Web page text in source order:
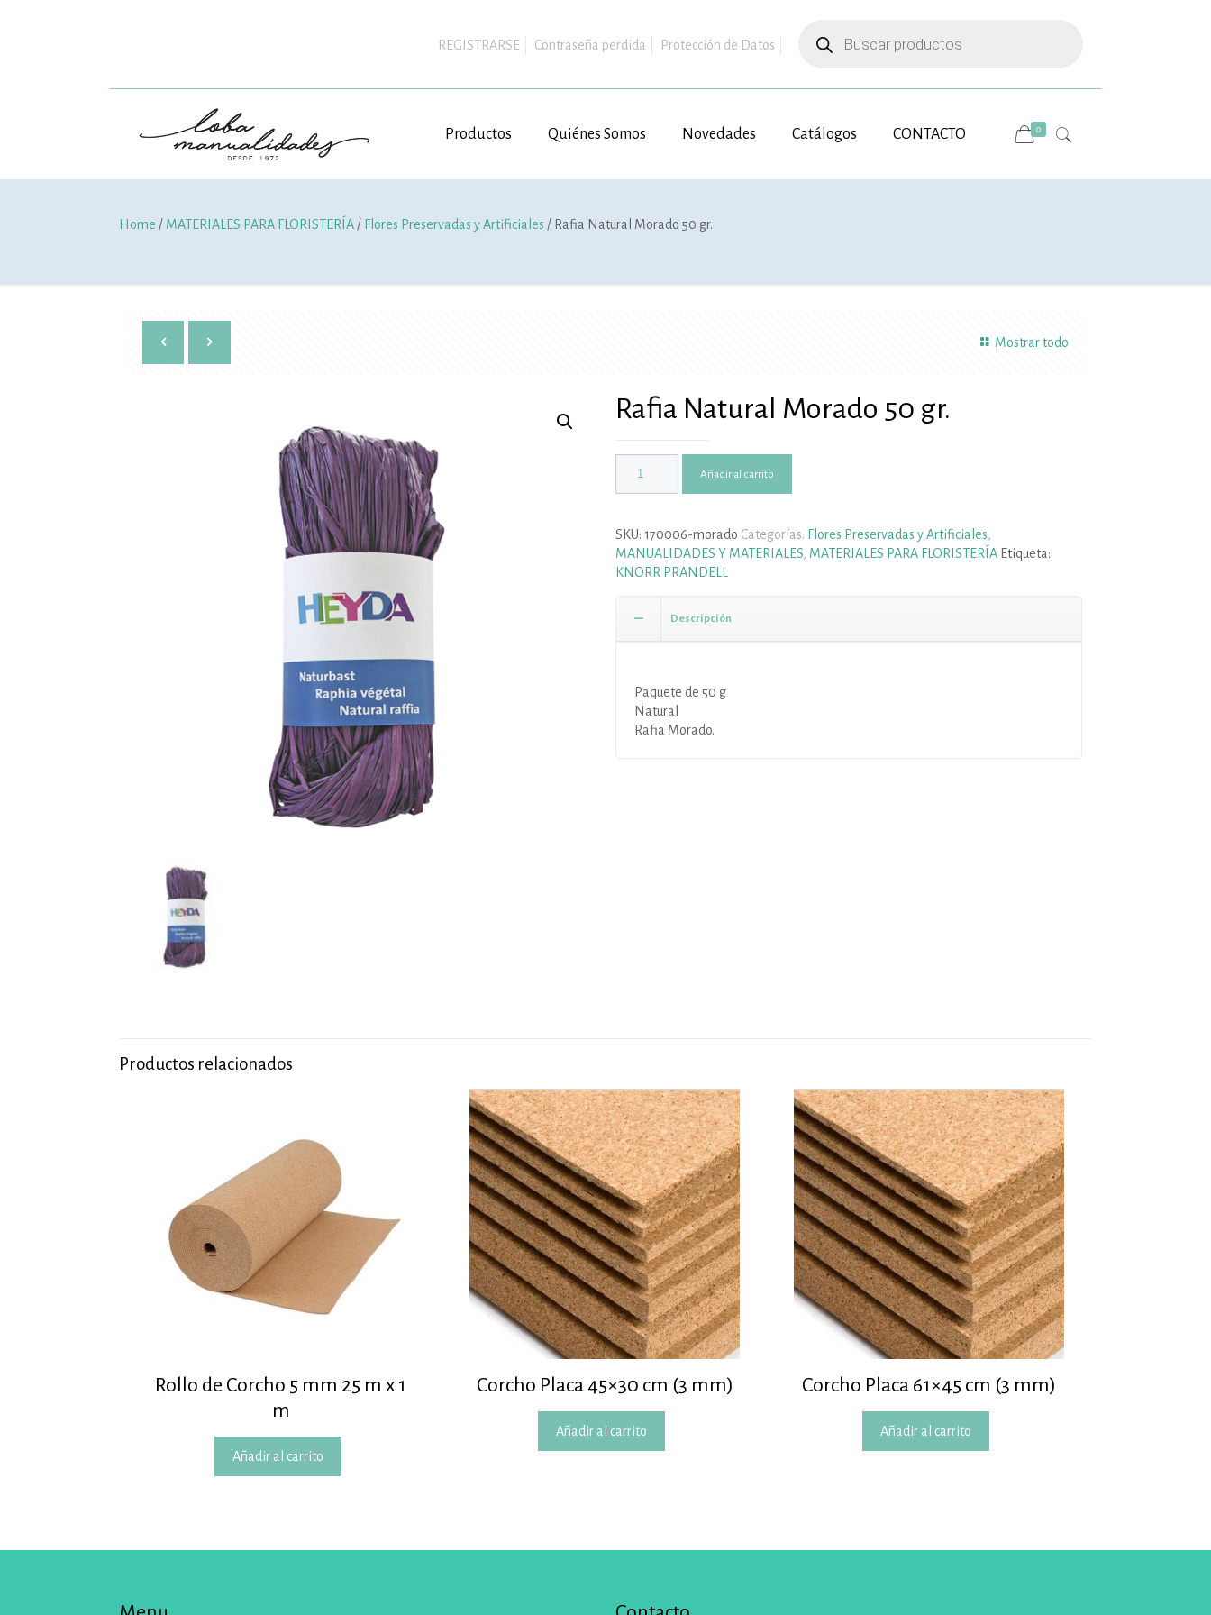
REGISTRARSE Contraseña perdida Protección de Datos
productos
Productos Quiénes Somos Novedades Catálogos CONTACTO 0
Home / MATERIALES PARA FLORISTERÍA / Flores Preservadas y Artificiales / Rafia Natural Morado 50 gr.
Mostrar todo
Rafia Natural Morado 50 gr.
Añadir al carrito
SKU: 170006-morado Categorías: Flores Preservadas y Artificiales
MANUALIDADES Y MATERIALES, MATERIALES PARA FLORISTERÍA Etiqueta:
KNORR PRANDELL
Descripción
Paquete de 50 g
Natural
Rafia Morado.
Productos relacionados
Rollo de Corcho 5 mm 25 m x 1
m
Añadir al carrito
Corcho Placa 45×30 cm (3 mm)
Añadir al carrito
Corcho Placa 61×45 cm (3 mm)
Añadir al carrito